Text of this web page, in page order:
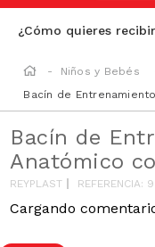
¿Cómo quieres
Niños y Bebés
Bacín de
Bacín de
Anatómico
REYPLAST REFERENCIA: